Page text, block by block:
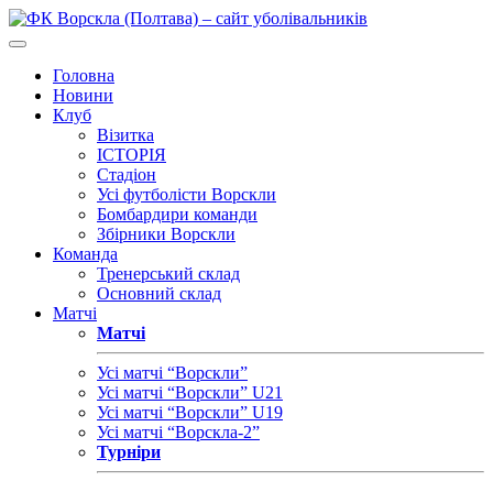
Головна
Новини
Клуб
Візитка
ІСТОРІЯ
Стадіон
Усі футболісти Ворскли
Бомбардири команди
Збірники Ворскли
Команда
Тренерський склад
Основний склад
Матчі
Матчі
Усі матчі “Ворскли”
Усі матчі “Ворскли” U21
Усі матчі “Ворскли” U19
Усі матчі “Ворскла-2”
Турніри